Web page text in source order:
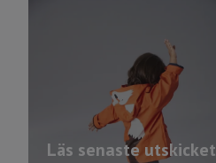
Läs senaste utskicket